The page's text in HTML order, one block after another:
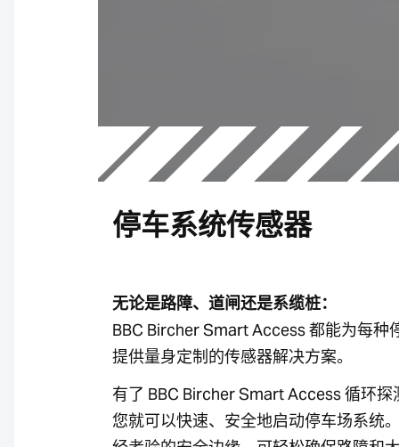
停车系统传感器
无论是路障、道闸还是系缆桩：
BBC Bircher Smart Access 都能为每种
提供量身定制的传感器解决方案。
有了 BBC Bircher Smart Access 循环探
您就可以快速、安全地启动停车场系统